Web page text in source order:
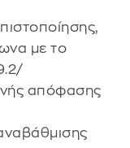
με το
απόφασης